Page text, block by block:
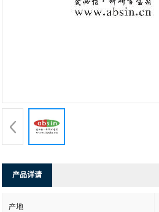
产品详请
产地